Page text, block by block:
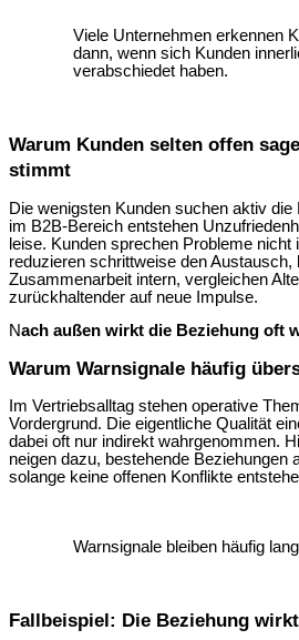
Viele Unternehmen erkennen
dann, wenn sich Kunden
verabschiedet haben.
Warum Kunden selten offen
stimmt
Die wenigsten Kunden suchen aktiv
im B2B-Bereich entstehen
leise. Kunden sprechen Probleme nicht
reduzieren schrittweise den Austausch,
Zusammenarbeit intern, vergleichen
zurückhaltender auf neue Impulse.
Nach außen wirkt die Beziehung oft
Warum Warnsignale häufig
Im Vertriebsalltag stehen operative
Vordergrund. Die eigentliche Qualität
dabei oft nur indirekt wahrgenommen.
neigen dazu, bestehende Beziehungen
solange keine offenen Konflikte
Warnsignale bleiben häufig
Fallbeispiel: Die Beziehung